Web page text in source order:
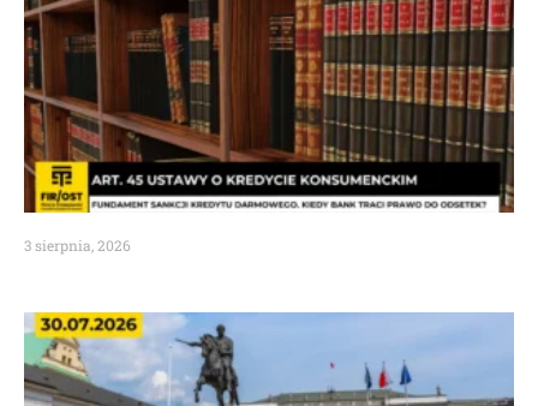
3 sierpnia, 2026